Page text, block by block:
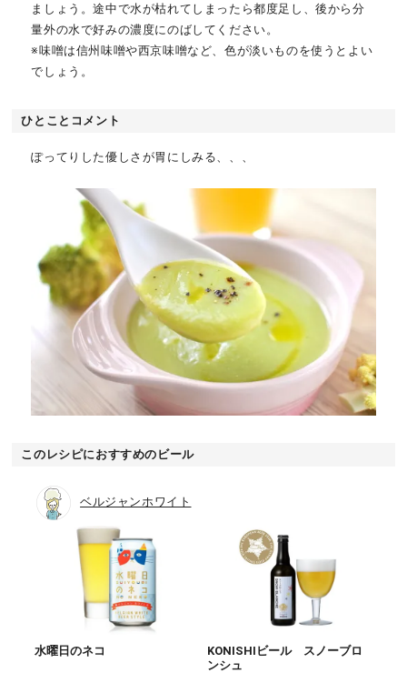
ましょう。途中で水が枯れてしまったら都度足し、後から分
量外の水で好みの濃度にのばしてください。
※味噌は信州味噌や西京味噌など、色が淡いものを使うとよい
でしょう。
ひとことコメント
ぽってりした優しさが胃にしみる、、、
このレシピにおすすめのビール
ベルジャンホワイト
水曜日のネコ
KONISHIビール スノーブロ
ンシュ